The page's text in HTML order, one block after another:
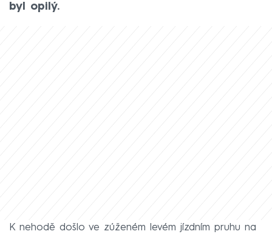
byl opilý.
K nehodě došlo ve zúženém levém jízdním pruhu na